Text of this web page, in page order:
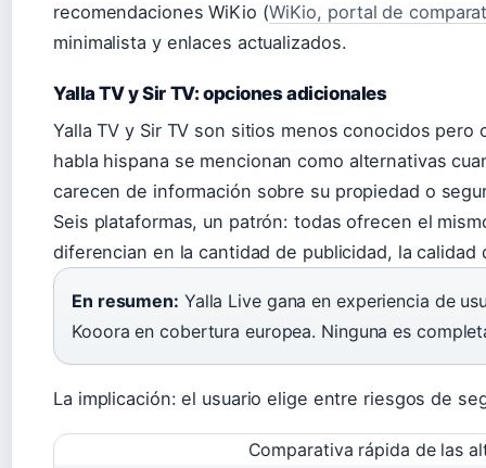
recomendaciones WiKio (WiKio, portal de
minimalista y enlaces actualizados.
Yalla TV y Sir TV: opciones adicionales
Yalla TV y Sir TV son sitios menos conocidos
habla hispana se mencionan como alternativas
carecen de información sobre su propiedad o
Seis plataformas, un patrón: todas ofrecen el
diferencian en la cantidad de publicidad, la calidad
En resumen: Yalla Live gana en experiencia de
Kooora en cobertura europea. Ninguna es
La implicación: el usuario elige entre riesgos de
Comparativa rápida de las